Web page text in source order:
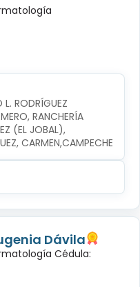
L. RODRÍGUEZ
RANCHERÍA
(EL JOBAL),
CARMEN,CAMPECHE
Dávila
Cédula: